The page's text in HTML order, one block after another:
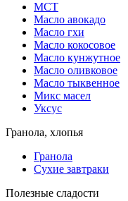
МСТ
Масло авокадо
Масло гхи
Масло кокосовое
Масло кунжутное
Масло оливковое
Масло тыквенное
Микс масел
Уксус
Гранола, хлопья
Гранола
Сухие завтраки
Полезные сладости